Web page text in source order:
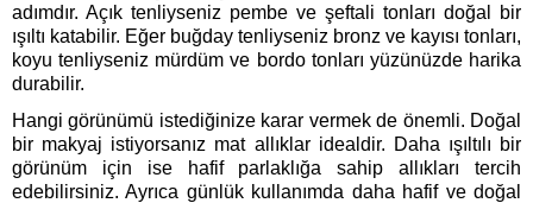
adımdır. Açık tenliyseniz pembe ve şeftali tonları doğal bir
ışıltı katabilir. Eğer buğday tenliyseniz bronz ve kayısı tonları,
koyu tenliyseniz mürdüm ve bordo tonları yüzünüzde harika
durabilir.
Hangi görünümü istediğinize karar vermek de önemli. Doğal
bir makyaj istiyorsanız mat allıklar idealdir. Daha ışıltılı bir
görünüm için ise hafif parlaklığa sahip allıkları tercih
edebilirsiniz. Ayrıca günlük kullanımda daha hafif ve doğal